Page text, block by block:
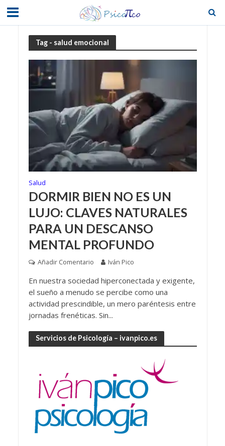
Tag - salud emocional
Salud
DORMIR BIEN NO ES UN
LUJO: CLAVES NATURALES
PARA UN DESCANSO
MENTAL PROFUNDO
Añadir Comentario Iván Pico
En nuestra sociedad hiperconectada y exigente,
el sueño a menudo se percibe como una
actividad prescindible, un mero paréntesis entre
jornadas frenéticas. Sin...
Servicios de Psicología – ivanpico.es